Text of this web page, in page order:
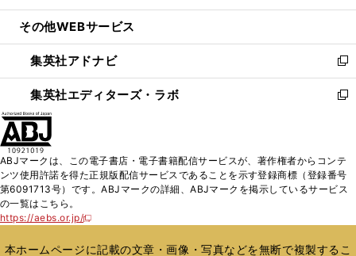
開
ウ
開
く
ン
ウ
で
開
く
ウ
ン
ド
ウ
で
し
ウ
ィ
ン
ド
く
その他WEBサービス
集英社アドナビ
新
し
い
ド
ウ
で
集英社エディターズ・ラボ
新
ィ
ン
ド
開
ABJマークは、この電子書店・電子書籍配信サービスが、著作権者からコンテ
ンツ使用許諾を得た正規版配信サービスであることを示す登録商標（登録番号
第6091713号）です。ABJマークの詳細、ABJマークを掲示しているサービス
の一覧はこちら。
https://aebs.or.jp/
新
い
本ホームページに記載の文章・画像・写真などを無断で複製するこ